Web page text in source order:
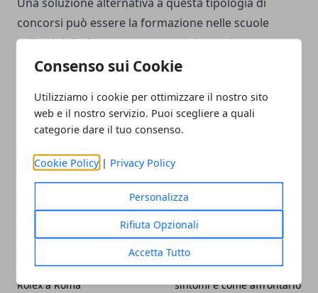
Consenso sui Cookie
Utilizziamo i cookie per ottimizzare il nostro sito
web e il nostro servizio. Puoi scegliere a quali
categorie dare il tuo consenso.
Cookie Policy | Privacy Policy
Personalizza
Rifiuta Opzionali
Accetta Tutto
concorsi può essere la formazione nelle scuole
militari delle forze armate, a cui si accede sempre
attraverso un bando annuale del
Facebook
Twitter
Dove vendere e acquistare
Rolex a Roma
Disturbo bipolare: cos’è,
sintomi e come affrontarlo